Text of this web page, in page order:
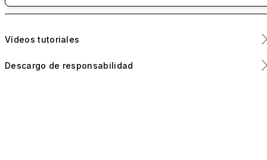
Vídeos tutoriales
Descargo de responsabilidad